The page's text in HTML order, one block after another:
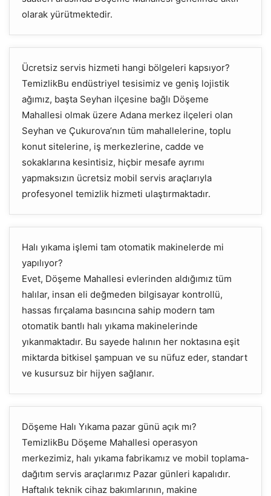
olarak yürütmektedir.
Ücretsiz servis hizmeti hangi bölgeleri kapsıyor?
TemizlikBu endüstriyel tesisimiz ve geniş lojistik
ağımız, başta Seyhan ilçesine bağlı Döşeme
Mahallesi olmak üzere Adana merkez ilçeleri olan
Seyhan ve Çukurova’nın tüm mahallelerine, toplu
konut sitelerine, iş merkezlerine, cadde ve
sokaklarına kesintisiz, hiçbir mesafe ayrımı
yapmaksızın ücretsiz mobil servis araçlarıyla
profesyonel temizlik hizmeti ulaştırmaktadır.
Halı yıkama işlemi tam otomatik makinelerde mi
yapılıyor?
Evet, Döşeme Mahallesi evlerinden aldığımız tüm
halılar, insan eli değmeden bilgisayar kontrollü,
hassas fırçalama basıncına sahip modern tam
otomatik bantlı halı yıkama makinelerinde
yıkanmaktadır. Bu sayede halının her noktasına eşit
miktarda bitkisel şampuan ve su nüfuz eder, standart
ve kusursuz bir hijyen sağlanır.
Döşeme Halı Yıkama pazar günü açık mı?
TemizlikBu Döşeme Mahallesi operasyon
merkezimiz, halı yıkama fabrikamız ve mobil toplama-
dağıtım servis araçlarımız Pazar günleri kapalıdır.
Haftalık teknik cihaz bakımlarının, makine